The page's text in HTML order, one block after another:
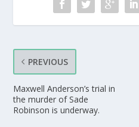
PREVIOUS
Maxwell Anderson’s trial in
the murder of Sade
Robinson is underway.